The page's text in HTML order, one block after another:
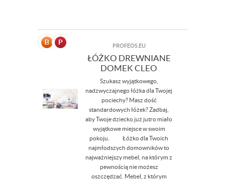
PROFEOS.EU
ŁÓŻKO DREWNIANE
DOMEK CLEO
Szukasz wyjątkowego,
nadzwyczajnego łóżka dla Twojej
pociechy? Masz dość
standardowych łóżek? Zadbaj,
aby Twoje dziecko już jutro miało
wyjątkowe miejsce w swoim
pokoju. Łóżko dla Twoich
najmłodszych domowników to
najważniejszy mebel, na którym z
pewnością nie możesz
oszczędzać. Mebel, z którym